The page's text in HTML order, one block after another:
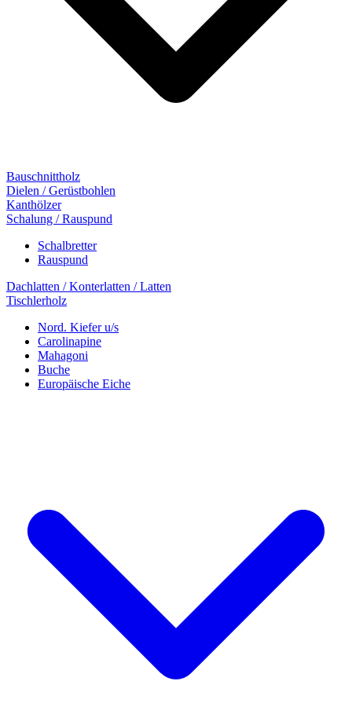
Bauschnittholz
Dielen / Gerüstbohlen
Kanthölzer
Schalung / Rauspund
Schalbretter
Rauspund
Dachlatten / Konterlatten / Latten
Tischlerholz
Nord. Kiefer u/s
Carolinapine
Mahagoni
Buche
Europäische Eiche